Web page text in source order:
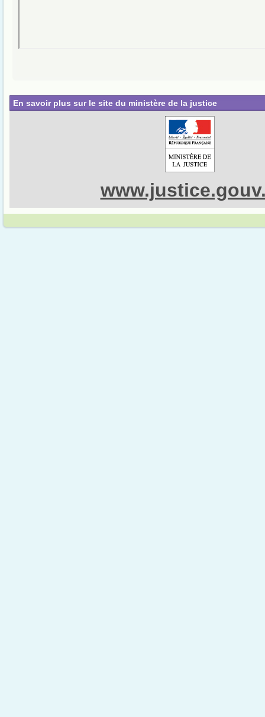
En savoir plus sur le site du ministère de la justice